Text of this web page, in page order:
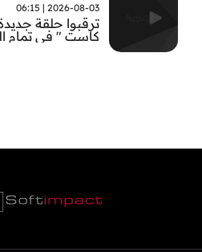
2026-08-03 | 06:15
ترقبوا حلقة
كاست " في تمام